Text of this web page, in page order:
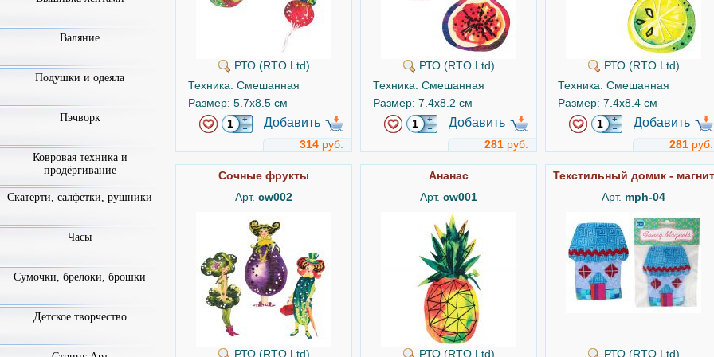
РТО (RTO Ltd)
Техника: Смешанная
Размер: 5.7x8.5 см
Добавить
314 руб.
РТО (RTO Ltd)
Техника: Смешанная
Размер: 7.4x8.2 см
Добавить
281 руб.
РТО (RTO Ltd)
Техника: Смешанная
Размер: 7.4x8.4 см
Добавить
281 руб.
Сочные фрукты
Арт. cw002
РТО (RTO Ltd)
Ананас
Арт. cw001
РТО (RTO Ltd)
Текстильный домик - магнит
Арт. mph-04
РТО (RTO Ltd)
Валяние
Подушки и одеяла
Пэчворк
Ковровая техника и
продёргивание
Скатерти, салфетки, рушники
Часы
Сумочки, брелоки, брошки
Детское творчество